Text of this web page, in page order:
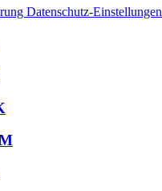
Datenschutz-Einstellungen